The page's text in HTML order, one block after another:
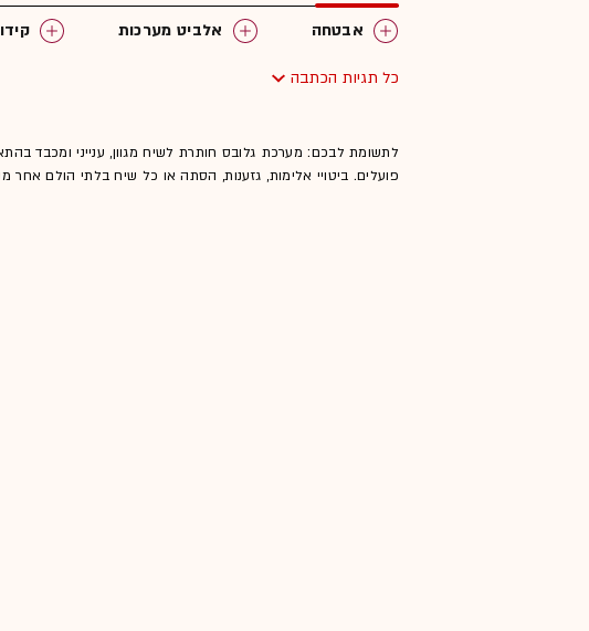
אבטחה אלביט מערכות
כל תגיות הכתבה
לתשומת לבכם: מערכת גלובס חותרת לשיח מגוון, ענייני ומכבד
פועלים. ביטויי אלימות, גזענות, הסתה או כל שיח בלתי הולם אחר